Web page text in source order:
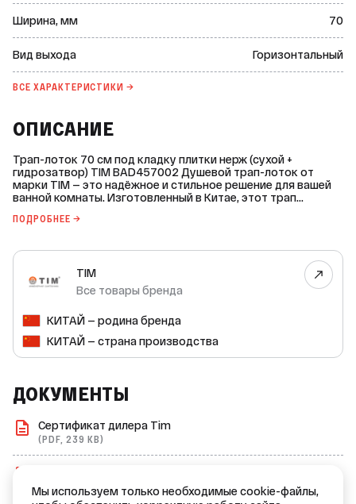
Ширина, мм 70
Вид выхода Горизонтальный
ВСЕ ХАРАКТЕРИСТИКИ →
ОПИСАНИЕ
Трап-лоток 70 см под кладку плитки нерж (сухой +
гидрозатвор) TIM BAD457002 Душевой трап-лоток от
марки TIM — это надёжное и стильное решение для вашей
ванной комнаты. Изготовленный в Китае, этот трап
Основные характеристики: - Тип затвора: сухой затвор +
мм. - Ширина: 70 мм. - Диаметр выхода: 40 мм. - Наличие
перехода: да. - Диаметр перехода: 40 / 50 мм. - Монтаж: в
пол. - Материал корпуса: нержавеющая сталь. - Материал
решётки: нержавеющая сталь. - Решётка под плитку: да. -
материал: нержавеющая сталь устойчива к коррозии и
механическим повреждениям. - Стильный дизайн:
хромированный цвет гармонично впишется в любой
интерьер. - Удобство монтажа: трап легко
затвора обеспечивает надёжную защиту от запахов и
засоров. Трап-лоток TIM BAD457002 — это идеальное
эстетику.
ПОДРОБНЕЕ →
TIM
Все товары бренда
КИТАЙ — родина бренда
КИТАЙ — страна производства
ДОКУМЕНТЫ
Сертификат дилера Tim
(PDF, 239 KB)
(PDF, 219 KB)
Мы используем только необходимые cookie-файлы,